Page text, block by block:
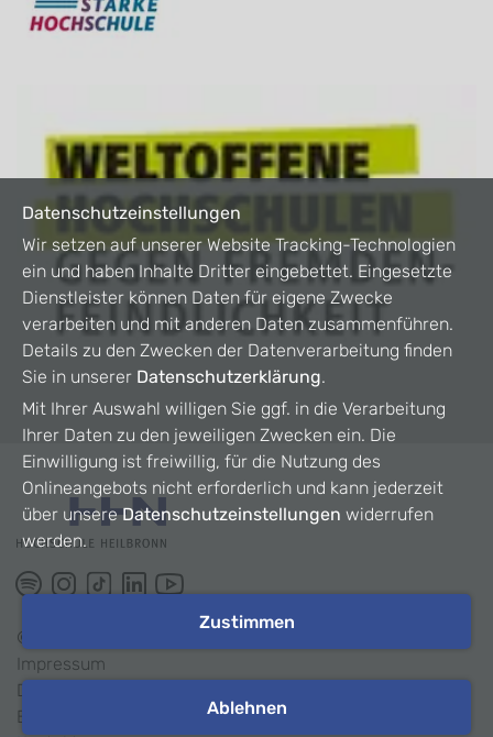
©
Impressum
Datenschutz
Barrierefreiheit
Datenschutzeinstellungen
Wir setzen auf unserer Website Tracking-Technologien
ein und haben Inhalte Dritter eingebettet. Eingesetzte
Dienstleister können Daten für eigene Zwecke
verarbeiten und mit anderen Daten zusammenführen.
Details zu den Zwecken der Datenverarbeitung finden
Sie in unserer Datenschutzerklärung.
Mit Ihrer Auswahl willigen Sie ggf. in die Verarbeitung
Ihrer Daten zu den jeweiligen Zwecken ein. Die
Einwilligung ist freiwillig, für die Nutzung des
Onlineangebots nicht erforderlich und kann jederzeit
über unsereDatenschutzeinstellungen widerrufen
werden.
Zustimmen
Ablehnen